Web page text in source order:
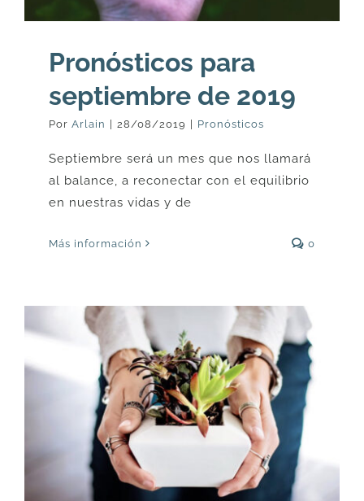
Pronósticos para
septiembre de 2019
Por Arlain 28/08/2019 Pronósticos
Septiembre será un mes que nos llamará
al balance, a reconectar con el equilibrio
en nuestras vidas y de
Más información 0